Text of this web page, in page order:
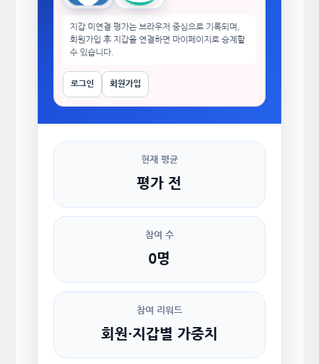
지갑 미연결 평가는 브라우저 중심으로 기록되며,
회원가입 후 지갑을 연결하면 마이페이지로 승계할
수 있습니다.
로그인 회원가입
현재 평균
평가 전
참여 수
0명
참여 리워드
회원·지갑별 가중치